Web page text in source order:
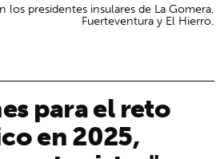
para el reto
en 2025,
los presidentes insulares de La Gomera,
Fuerteventura y El Hierro.